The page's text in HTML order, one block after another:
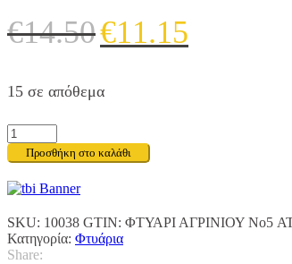
€14.50 Original
price
€14.50.
€11.15τρέχουσα
15 σε απόθεμα
ΦΤΥΑΡΙ
ΑΓΡΙΝΙΟΥ
No5
ΑΤΣΑΛΙΝΟ
5006
Προσθήκη στο καλάθι
SKU: 10038 GTIN: ΦΤΥΑΡΙ ΑΓΡΙΝΙΟΥ No5
Κατηγορία: Φτυάρια
Share: